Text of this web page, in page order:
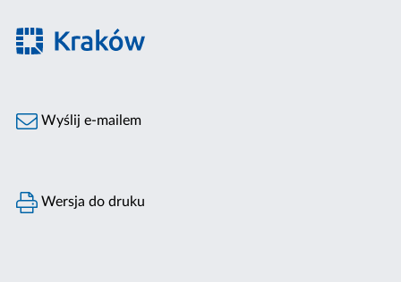
Wyślij e-mailem
Wersja do druku